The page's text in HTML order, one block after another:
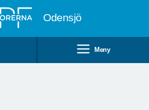
Odensjö
Meny